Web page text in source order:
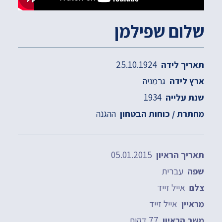
שלום שפילמן
תאריך לידה 25.10.1924
ארץ לידה גרמניה
שנת עלייה 1934
מחתרת / כוחות הבטחון ההגנה
תאריך הראיון
שפה עברית
צלם אייל זייד
מראיין אייל זייד